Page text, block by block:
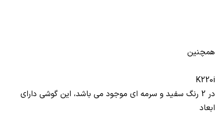
همچنین
K220i
در 2 رنگ سفید و سرمه ای موجود می باشد، این گوشی دارای
ابعاد